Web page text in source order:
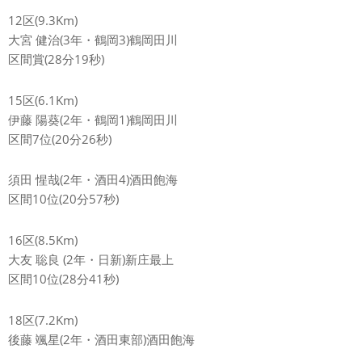
12区(9.3Km)
大宮 健治(3年・鶴岡3)鶴岡田川
区間賞(28分19秒)
15区(6.1Km)
伊藤 陽葵(2年・鶴岡1)鶴岡田川
区間7位(20分26秒)
須田 惺哉(2年・酒田4)酒田飽海
区間10位(20分57秒)
16区(8.5Km)
大友 聡良 (2年・日新)新庄最上
区間10位(28分41秒)
18区(7.2Km)
後藤 颯星(2年・酒田東部)酒田飽海